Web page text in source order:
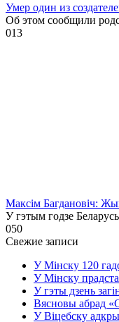
Умер один из
Об этом сообщили
013
Максім Багдановіч:
У гэтым годзе
050
Свежие записи
У Мінску 120
У Мінску
У гэты дзень
Вясновы абрад
У Віцебску